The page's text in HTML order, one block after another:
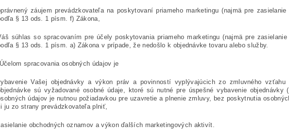
záujem prevádzkovateľa na poskytovaní priameho marketingu (najmä pre
§ 13 ods. 1 písm. f) Zákona,
súhlas so spracovaním pre účely poskytovania priameho marketingu (najmä pre
§ 13 ods. 1 písm. a) Zákona v prípade, že nedošlo k objednávke tovaru alebo služby.
Účelom spracovania osobných údajov je
Vašej objednávky a výkon práv a povinností vyplývajúcich zo zmluvného
sú vyžadované osobné údaje, ktoré sú nutné pre úspešné vybavenie objednávky
údajov je nutnou požiadavkou pre uzavretie a plnenie zmluvy, bez poskytnutia
ju zo strany prevádzkovateľa plniť,
obchodných oznamov a výkon ďalších marketingových aktivít.